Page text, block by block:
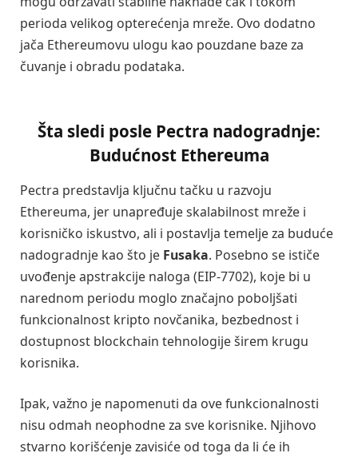
perioda velikog opterećenja mreže. Ovo dodatno
jača Ethereumovu ulogu kao pouzdane baze za
čuvanje i obradu podataka.
Šta sledi posle Pectra nadogradnje:
Budućnost Ethereuma
Pectra predstavlja ključnu tačku u razvoju
Ethereuma, jer unapređuje skalabilnost mreže i
korisničko iskustvo, ali i postavlja temelje za buduće
nadogradnje kao što je Fusaka. Posebno se ističe
uvođenje apstrakcije naloga (EIP-7702), koje bi u
narednom periodu moglo značajno poboljšati
funkcionalnost kripto novčanika, bezbednost i
dostupnost blockchain tehnologije širem krugu
korisnika.
Ipak, važno je napomenuti da ove funkcionalnosti
nisu odmah neophodne za sve korisnike. Njihovo
stvarno korišćenje zavisiće od toga da li će ih